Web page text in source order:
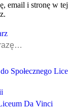
email i stronę w
Społecznego
Da Vinci